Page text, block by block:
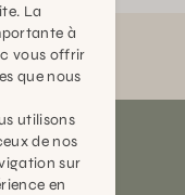
La
à
vous offrir
que nous
utilisons
de nos
sur
en